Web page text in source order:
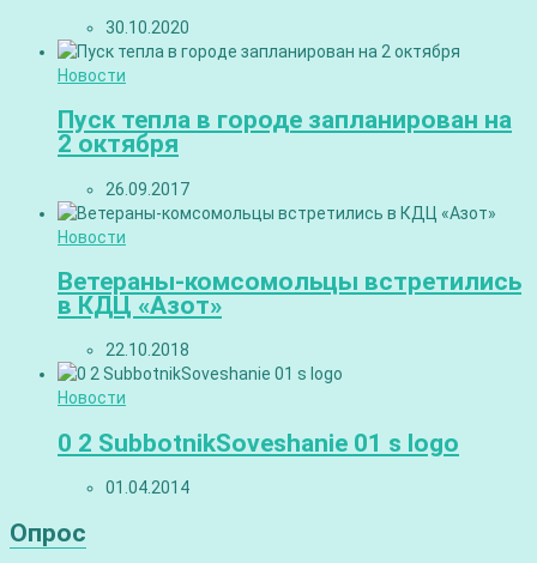
30.10.2020
Новости
Пуск тепла в городе запланирован на
2 октября
26.09.2017
Новости
Ветераны-комсомольцы встретились
в КДЦ «Азот»
22.10.2018
Новости
0 2 SubbotnikSoveshanie 01 s logo
01.04.2014
Опрос